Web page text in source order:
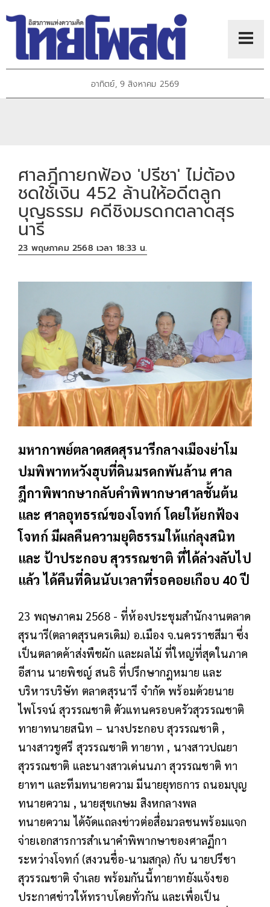
อาทิตย์, 9 สิงหาคม 2569
ศาลฎีกายกฟ้อง 'ปรีชา' ไม่ต้อง
ชดใช้เงิน 452 ล้านให้อดีตลูก
บุญธรรม คดีชิงมรดกตลาดสุร
นารี
23 พฤษภาคม 2568 เวลา 18:33 น.
มหากาพย์ตลาดสดสุรนารีกลางเมืองย่าโม
ปมพิพาทหวังฮุบที่ดินมรดกพันล้าน ศาล
ฎีกาพิพากษากลับคำพิพากษาศาลชั้นต้น
และ ศาลอุทธรณ์ของโจทก์ โดยให้ยกฟ้อง
โจทก์ มีผลคืนความยุติธรรมให้แก่ลุงสนิท
และ ป้าประกอบ สุวรรณชาติ ที่ได้ล่วงลับไป
แล้ว ได้คืนที่ดินนับเวลาที่รอคอยเกือบ 40 ปี
23 พฤษภาคม 2568 - ที่ห้องประชุมสำนักงานตลาด
สุรนารี(ตลาดสุรนครเดิม) อ.เมือง จ.นครราชสีมา ซึ่ง
เป็นตลาดค้าส่งพืชผัก และผลไม้ ที่ใหญ่ที่สุดในภาค
อีสาน นายพิชญ์ สนธิ ที่ปรึกษากฎหมาย และ
บริหารบริษัท ตลาดสุรนารี จำกัด พร้อมด้วยนาย
ไพโรจน์ สุวรรณชาติ ตัวแทนครอบครัวสุวรรณชาติ
ทายาทนายสนิท – นางประกอบ สุวรรณชาติ ,
นางสาวชูศรี สุวรรณชาติ ทายาท , นางสาวปณยา
สุวรรณชาติ และนางสาวเด่นนภา สุวรรณชาติ ทา
ยาทฯ และทีมทนายความ มีนายยุทธการ ถนอมบุญ
ทนายความ , นายสุขเกษม สิงหกลางพล
ทนายความ ได้จัดแถลงข่าวต่อสื่อมวลชนพร้อมแจก
จ่ายเอกสารการสำเนาคำพิพากษาของศาลฏีกา
ระหว่างโจทก์ (สงวนชื่อ-นามสกุล) กับ นายปรีชา
สุวรรณชาติ จำเลย พร้อมกันนี้ทายาทยังแจ้งขอ
ประกาศข่าวให้ทราบโดยทั่วกัน และเพื่อเป็น